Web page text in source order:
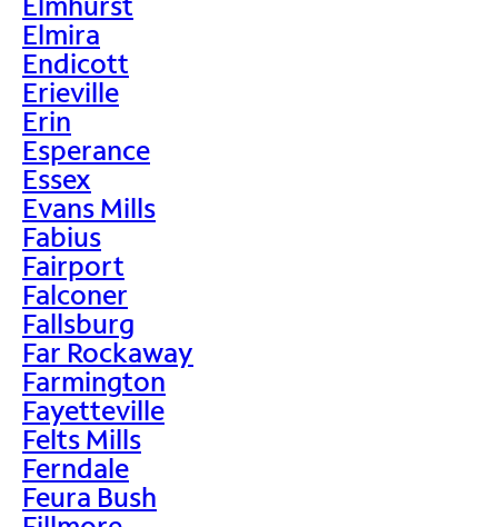
Elmira
Endicott
Erieville
Erin
Esperance
Essex
Evans Mills
Fabius
Fairport
Falconer
Fallsburg
Far Rockaway
Farmington
Fayetteville
Felts Mills
Ferndale
Feura Bush